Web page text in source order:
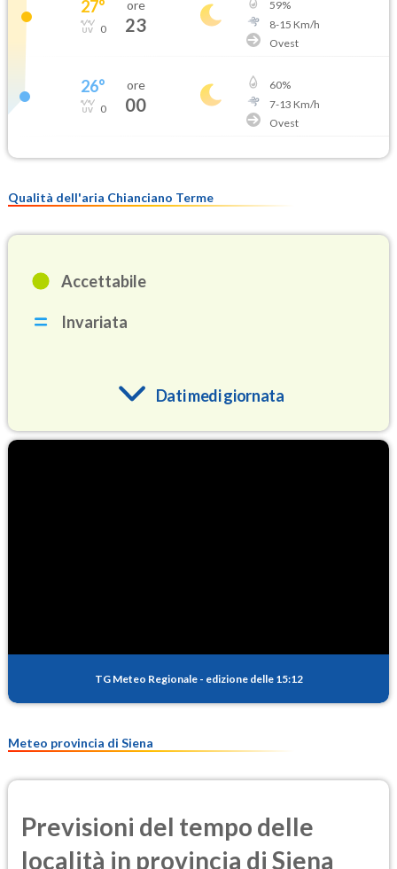
27°
0
ore
23
59%
8-15 Km/h
Ovest
26°
0
ore
00
60%
7-13 Km/h
Ovest
Qualità dell'aria Chianciano Terme
Accettabile
Invariata
Dati medi giornata
PM25
TG Meteo Regionale - edizione delle 15:12
Meteo provincia di Siena
Previsioni del tempo delle
località in provincia di Siena